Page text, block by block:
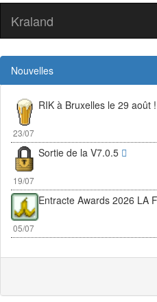
Kraland
Nouvelles
23/07
RIK à Bruxelles le 29 août !
19/07
Sortie de la V7.0.5
05/07
Entracte Awards 2026 LA